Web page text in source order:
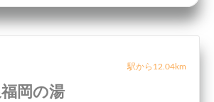
駅から12.04km
岡の湯